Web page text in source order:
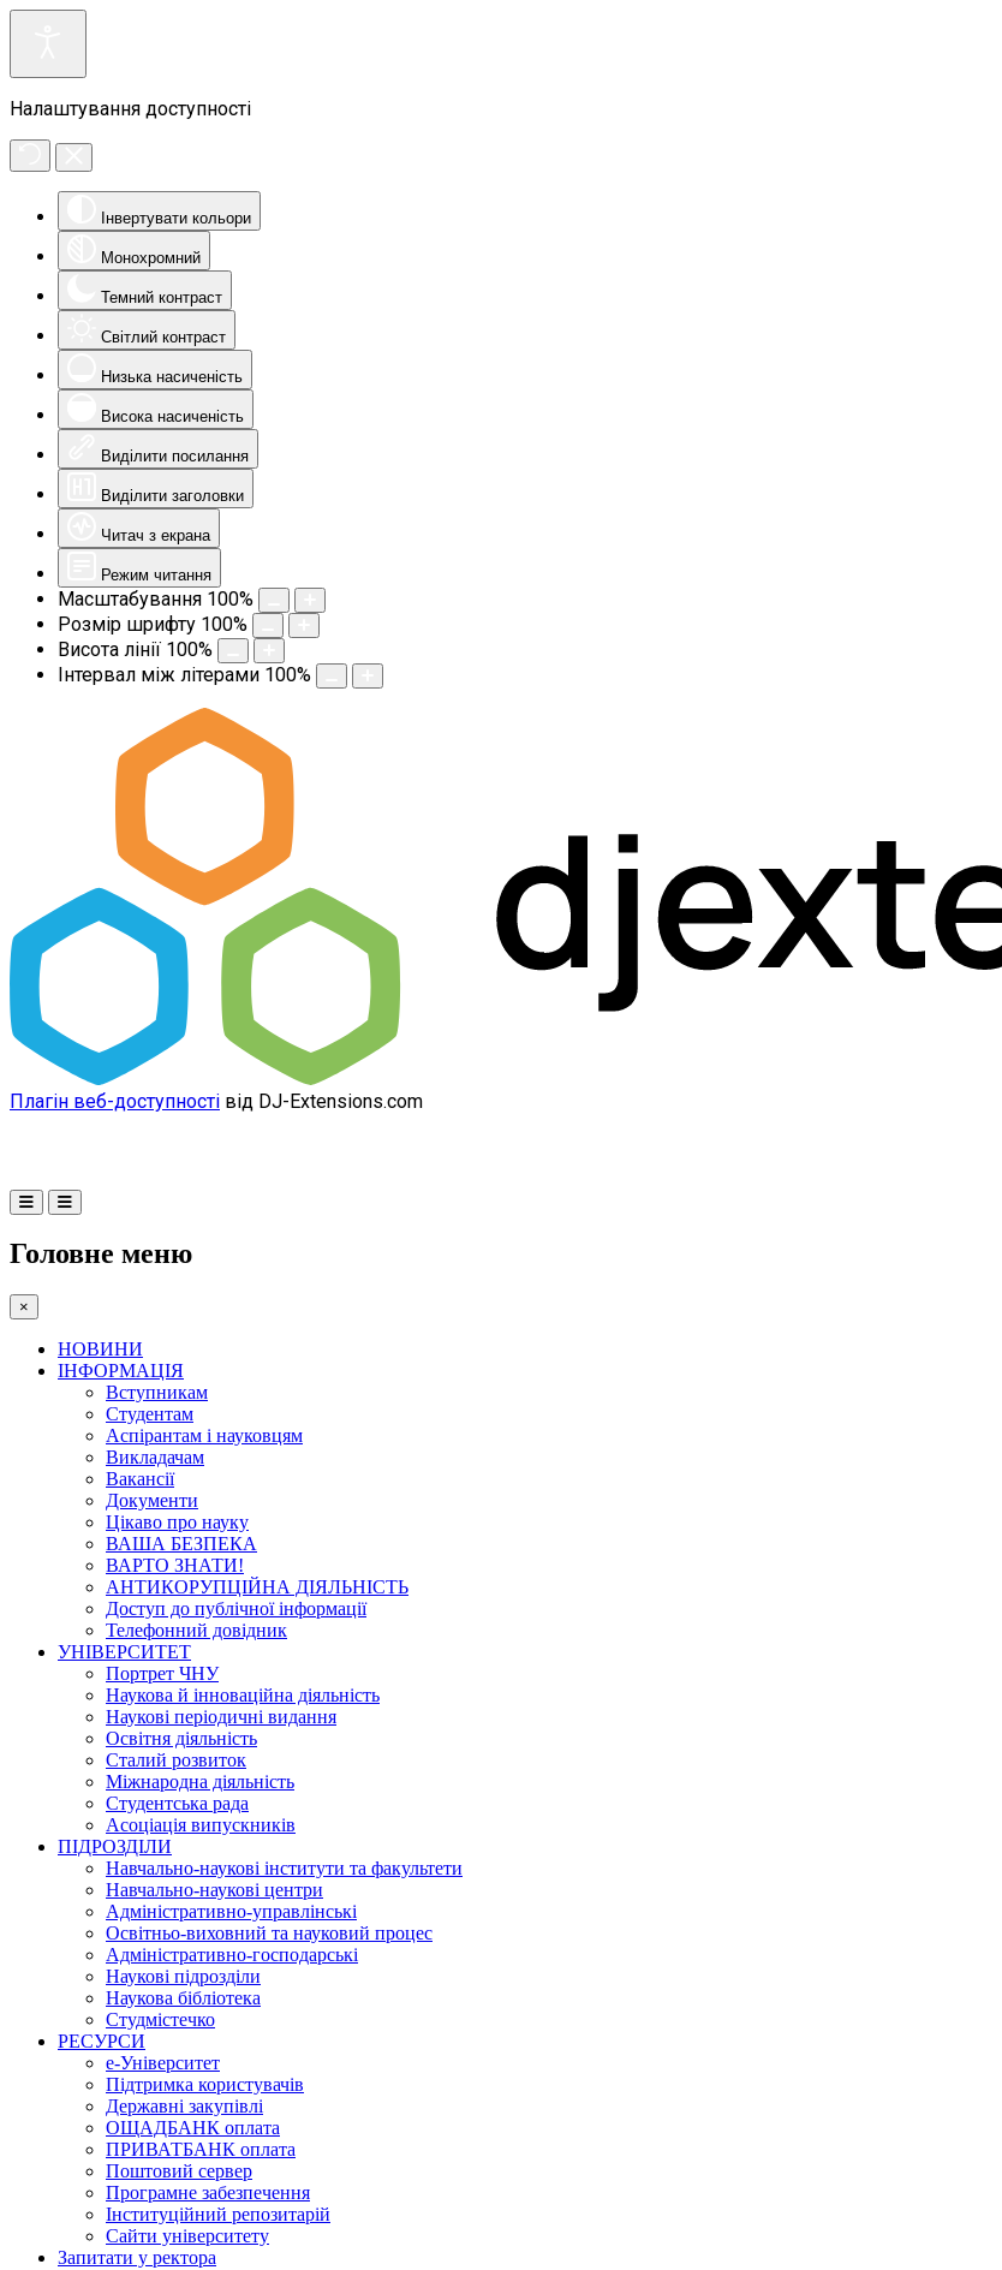
Налаштування доступності
Інвертувати кольори
Монохромний
Темний контраст
Світлий контраст
Низька насиченість
Висока насиченість
Виділити посилання
Виділити заголовки
Читач з екрана
Режим читання
Масштабування 100%
Розмір шрифту 100%
Висота лінії 100%
Інтервал між літерами 100%
Плагін веб-доступності від DJ-Extensions.com
Головне меню
×
НОВИНИ
ІНФОРМАЦІЯ
Вступникам
Студентам
Аспірантам і науковцям
Викладачам
Вакансії
Документи
Цікаво про науку
ВАША БЕЗПЕКА
ВАРТО ЗНАТИ!
АНТИКОРУПЦІЙНА ДІЯЛЬНІСТЬ
Доступ до публічної інформації
Телефонний довідник
УНІВЕРСИТЕТ
Портрет ЧНУ
Наукова й інноваційна діяльність
Наукові періодичні видання
Освітня діяльність
Сталий розвиток
Міжнародна діяльність
Студентська рада
Асоціація випускників
ПІДРОЗДІЛИ
Навчально-наукові інститути та факультети
Навчально-наукові центри
Адміністративно-управлінські
Освітньо-виховний та науковий процес
Адміністративно-господарські
Наукові підрозділи
Наукова бібліотека
Студмістечко
РЕСУРСИ
е-Університет
Підтримка користувачів
Державні закупівлі
ОЩАДБАНК оплата
ПРИВАТБАНК оплата
Поштовий сервер
Програмне забезпечення
Інституційний репозитарій
Сайти університету
Запитати у ректора